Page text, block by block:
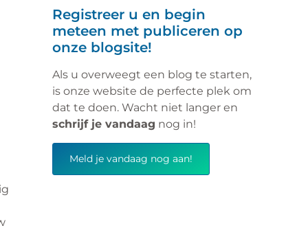
Registreer u en begin
meteen met publiceren op
onze blogsite!
Als u overweegt een blog te starten,
is onze website de perfecte plek om
dat te doen. Wacht niet langer en
schrijf je vandaag nog in!
Meld je vandaag nog aan!